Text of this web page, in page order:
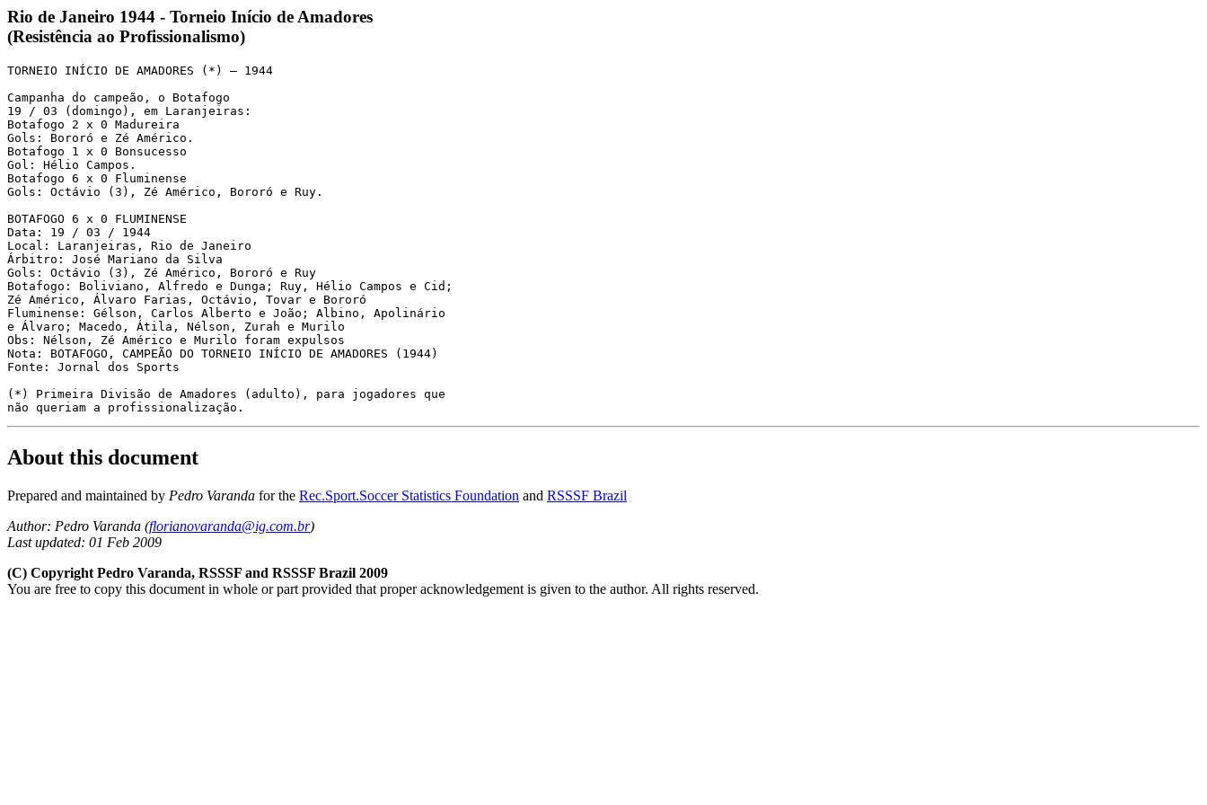
Rio de Janeiro 1944 - Torneio Início de Amadores
(Resistência ao Profissionalismo)
TORNEIO INÍCIO DE AMADORES (*) – 1944
Campanha do campeão, o Botafogo
19 / 03 (domingo), em Laranjeiras:
Botafogo 2 x 0 Madureira
Gols: Bororó e Zé Américo.
Botafogo 1 x 0 Bonsucesso
Gol: Hélio Campos.
Botafogo 6 x 0 Fluminense
Gols: Octávio (3), Zé Américo, Bororó e Ruy.
BOTAFOGO 6 x 0 FLUMINENSE
Data: 19 / 03 / 1944
Local: Laranjeiras, Rio de Janeiro
Árbitro: José Mariano da Silva
Gols: Octávio (3), Zé Américo, Bororó e Ruy
Botafogo: Boliviano, Alfredo e Dunga; Ruy, Hélio Campos e Cid;
Zé Américo, Álvaro Farias, Octávio, Tovar e Bororó
Fluminense: Gélson, Carlos Alberto e João; Albino, Apolinário
e Álvaro; Macedo, Átila, Nélson, Zurah e Murilo
Obs: Nélson, Zé Américo e Murilo foram expulsos
Nota: BOTAFOGO, CAMPEÃO DO TORNEIO INÍCIO DE AMADORES (1944)
Fonte: Jornal dos Sports
(*) Primeira Divisão de Amadores (adulto), para jogadores que
não queriam a profissionalização.
About this document
Prepared and maintained by Pedro Varanda for the Rec.Sport.Soccer Statistics Foundation and RSSSF Brazil
Author: Pedro Varanda (florianovaranda@ig.com.br)
Last updated: 01 Feb 2009
(C) Copyright Pedro Varanda, RSSSF and RSSSF Brazil 2009
You are free to copy this document in whole or part provided that proper acknowledgement is given to the author. All rights reserved.